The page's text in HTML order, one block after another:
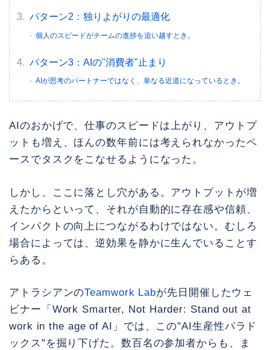
パターン2：独りよがりの最適化
個人のスピードがチームの進捗を追い越すとき。
パターン3：AIの"消費者"止まり
AIが思考のパートナーではなく、単なる近道になっているとき。
AIのおかげで、仕事のスピードは上がり、アウトプ
ットも増え、ほんの数年前には考えられなかったペ
ースでタスクをこなせるようになった。
しかし、ここに落とし穴がある。アウトプットが増
えたからといって、それが自動的に存在感や信頼、
インパクトの向上につながるわけではない。むしろ
場合によっては、逆効果を静かに生んでいることす
らある。
アトラシアンのTeamwork Labが先日開催したウェ
ビナー「Work Smarter, Not Harder: Stand out at
work in the age of AI」では、この"AI生産性パラド
ックス"を掘り下げた。数百名の参加者からも、ま